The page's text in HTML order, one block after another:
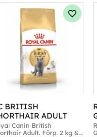
favoriter
BRITISH
ADULT
Canin British
Adult. Förp. 2 kg &
Lägg